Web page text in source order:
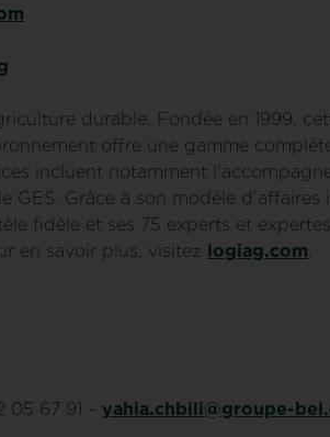
durable. Fondée en 1999,
offre une gamme
incluent notamment
GES. Grâce à son modèle
fidèle et ses 75 experts et
en savoir plus, visitez
logiag.com.
05 67 91 – yahia.chbili@groupe-